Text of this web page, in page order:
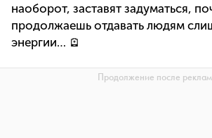
наоборот, заставят задуматься,
продолжаешь отдавать людям
энергии… 🪫